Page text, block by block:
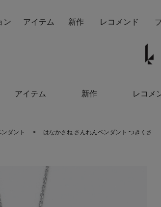
アイテム 新作 レコメ
ン アイテム 新作 レコメンド
ダント > はなかさね さんれんペンダント つきくさ